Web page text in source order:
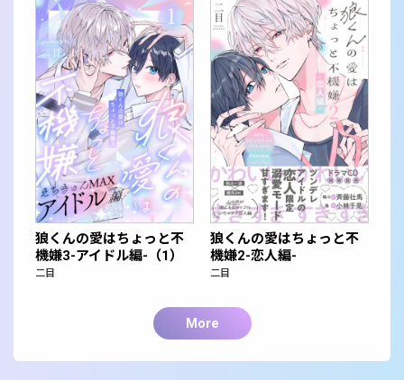
狼くんの愛はちょっと不
機嫌3-アイドル編-（1）
二目
狼くんの愛はちょっと不
機嫌2-恋人編-
二目
More